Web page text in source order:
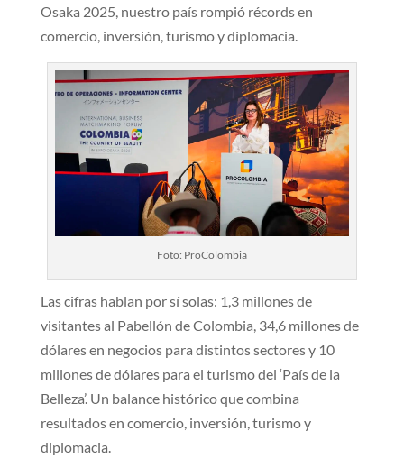
Osaka 2025, nuestro país rompió récords en
comercio, inversión, turismo y diplomacia.
Foto: ProColombia
Las cifras hablan por sí solas: 1,3 millones de
visitantes al Pabellón de Colombia, 34,6 millones de
dólares en negocios para distintos sectores y 10
millones de dólares para el turismo del ‘País de la
Belleza’. Un balance histórico que combina
resultados en comercio, inversión, turismo y
diplomacia.